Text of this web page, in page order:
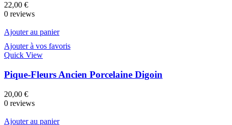
22,00 €
0 reviews
Ajouter au panier
Ajouter à vos favoris
Quick View
Pique-Fleurs Ancien Porcelaine Digoin
20,00 €
0 reviews
Ajouter au panier